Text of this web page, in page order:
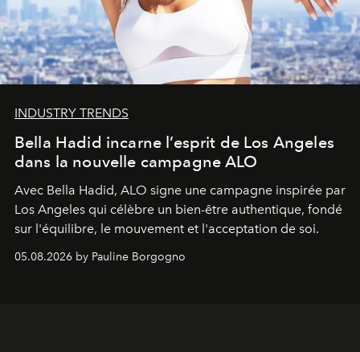
INDUSTRY TRENDS
Bella Hadid incarne l’esprit de Los Angeles
dans la nouvelle campagne ALO
Avec Bella Hadid, ALO signe une campagne inspirée par
Los Angeles qui célèbre un bien-être authentique, fondé
sur l'équilibre, le mouvement et l'acceptation de soi.
05.08.2026 by Pauline Borgogno